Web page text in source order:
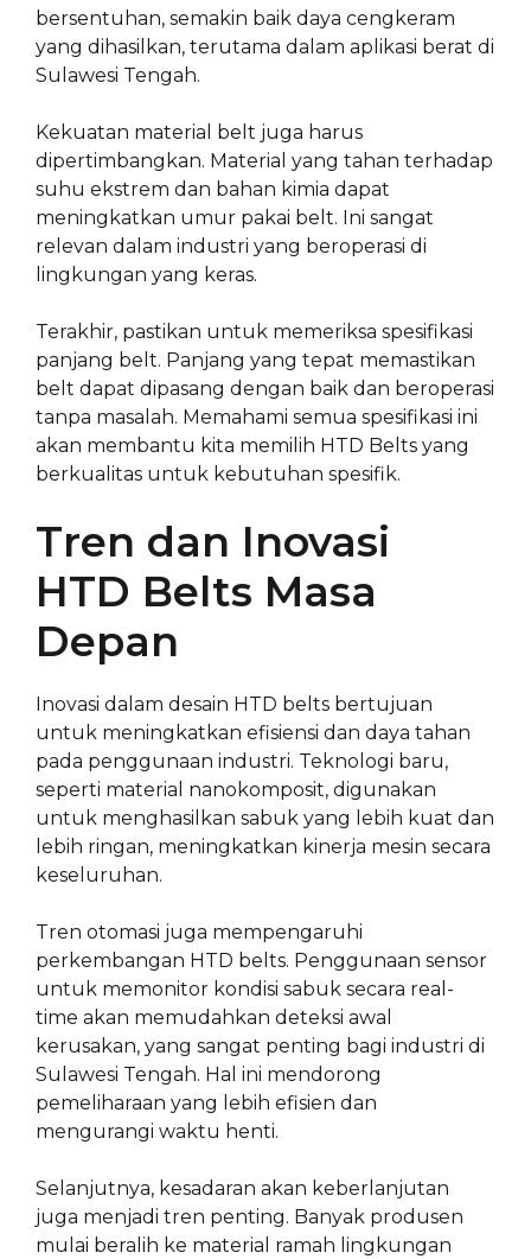
bersentuhan, semakin baik daya cengkeram
yang dihasilkan, terutama dalam aplikasi berat di
Sulawesi Tengah.
Kekuatan material belt juga harus
dipertimbangkan. Material yang tahan terhadap
suhu ekstrem dan bahan kimia dapat
meningkatkan umur pakai belt. Ini sangat
relevan dalam industri yang beroperasi di
lingkungan yang keras.
Terakhir, pastikan untuk memeriksa spesifikasi
panjang belt. Panjang yang tepat memastikan
belt dapat dipasang dengan baik dan beroperasi
tanpa masalah. Memahami semua spesifikasi ini
akan membantu kita memilih HTD Belts yang
berkualitas untuk kebutuhan spesifik.
Tren dan Inovasi
HTD Belts Masa
Depan
Inovasi dalam desain HTD belts bertujuan
untuk meningkatkan efisiensi dan daya tahan
pada penggunaan industri. Teknologi baru,
seperti material nanokomposit, digunakan
untuk menghasilkan sabuk yang lebih kuat dan
lebih ringan, meningkatkan kinerja mesin secara
keseluruhan.
Tren otomasi juga mempengaruhi
perkembangan HTD belts. Penggunaan sensor
untuk memonitor kondisi sabuk secara real-
time akan memudahkan deteksi awal
kerusakan, yang sangat penting bagi industri di
Sulawesi Tengah. Hal ini mendorong
pemeliharaan yang lebih efisien dan
mengurangi waktu henti.
Selanjutnya, kesadaran akan keberlanjutan
juga menjadi tren penting. Banyak produsen
mulai beralih ke material ramah lingkungan